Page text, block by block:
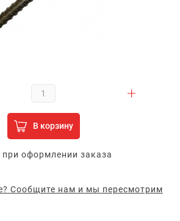
В корзину
оформлении заказа
Сообщите нам и мы пересмотрим